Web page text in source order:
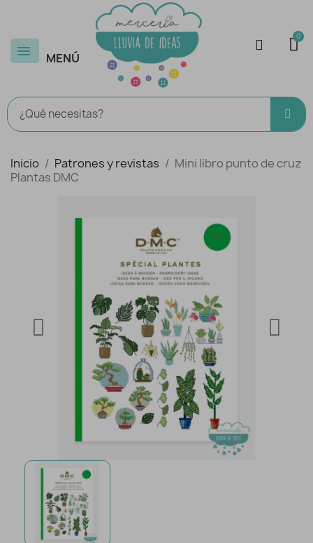
MENÚ
Inicio Patrones y revistas
Mini libro punto de cruz
Plantas DMC